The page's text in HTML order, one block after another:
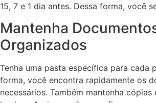
15, 7 e 1 dia antes. Dessa forma, você
Mantenha
Organizados
Tenha uma pasta específica para cada
forma, você encontra rapidamente os
necessários. Também mantenha